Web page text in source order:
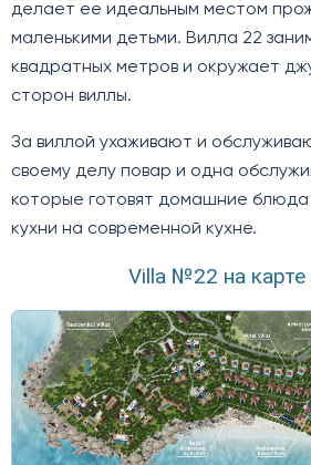
делает ее идеальным местом
маленькими детьми. Вилла 22
квадратных метров и окружает
сторон виллы.
За виллой ухаживают и
своему делу повар и одна
которые готовят домашние блюда
кухни на современной кухне.
Villa №22 на карте